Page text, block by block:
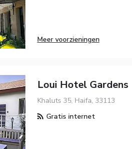
Meer voorzieningen
Loui Hotel Gardens
Khaluts 35, Haifa, 33113
Gratis internet